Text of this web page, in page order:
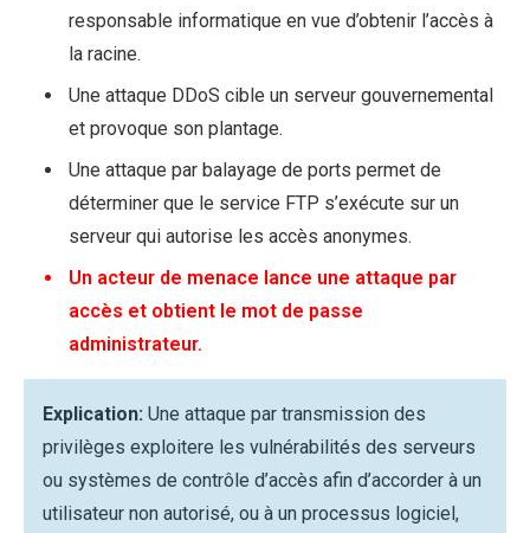
responsable informatique en vue d’obtenir l’accès à
la racine.
Une attaque DDoS cible un serveur gouvernemental
et provoque son plantage.
Une attaque par balayage de ports permet de
déterminer que le service FTP s’exécute sur un
serveur qui autorise les accès anonymes.
Un acteur de menace lance une attaque par
accès et obtient le mot de passe
administrateur.
Explication: Une attaque par transmission des
privilèges exploitere les vulnérabilités des serveurs
ou systèmes de contrôle d’accès afin d’accorder à un
utilisateur non autorisé, ou à un processus logiciel,